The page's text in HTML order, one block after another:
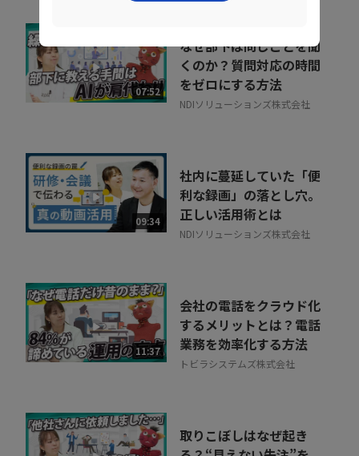
07:52
なぜ部下は同じことを聞
くのか？質問対応の時間
をゼロにする方法
NDIソリューションズ株式会社
09:34
社内に蔓延していた「便
利な録画」の落とし穴。
正しい活用術とは
NDIソリューションズ株式会社
11:37
会社の電話をクラウド化
するメリットとは？電話
業務を効率化する方法
トビラシステムズ株式会社
取りこぼしはなぜ起き